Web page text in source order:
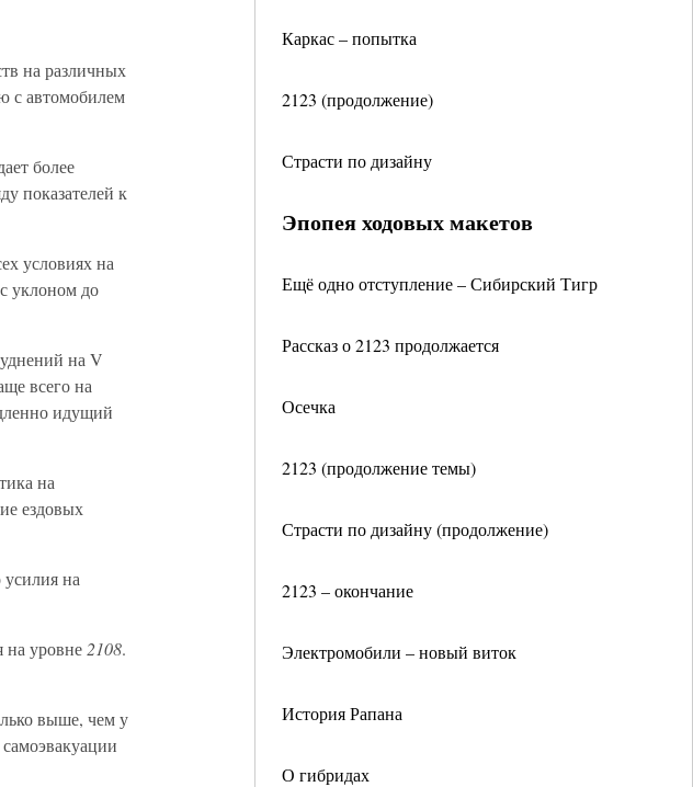
Каркас – попытка
2123 (продолжение)
Страсти по дизайну
Эпопея ходовых макетов
Ещё одно отступление – Сибирский Тигр
Рассказ о 2123 продолжается
Осечка
2123 (продолжение темы)
Страсти по дизайну (продолжение)
2123 – окончание
Электромобили – новый виток
История Рапана
О гибридах
на различных
с автомобилем
более
показателей к
условиях на
с уклоном до
на V
всего на
идущий
на
ездовых
на
на уровне 2108.
выше, чем у